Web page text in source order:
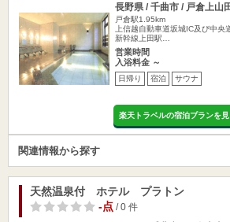
長野県 / 千曲市 / 戸倉上山
戸倉駅1.95km
上信越自動車道坂城IC及び中
新幹線上田駅…
営業時間
入浴料金 ～
日帰り 宿泊 サウナ
楽天トラベルの宿泊プランを見
関連情報から探す
天然温泉付 ホテル プラトン
-点/ 0 件